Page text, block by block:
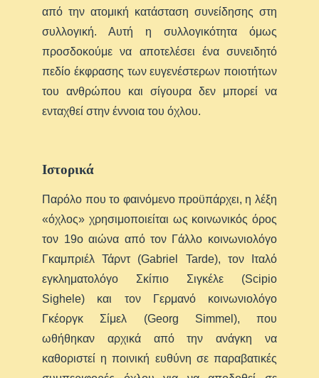
από την ατομική κατάσταση συνείδησης στη
συλλογική. Αυτή η συλλογικότητα όμως
προσδοκούμε να αποτελέσει ένα συνειδητό
πεδίο έκφρασης των ευγενέστερων ποιοτήτων
του ανθρώπου και σίγουρα δεν μπορεί να
ενταχθεί στην έννοια του όχλου.
Ιστορικά
Παρόλο που το φαινόμενο προϋπάρχει, η λέξη
«όχλος» χρησιμοποιείται ως κοινωνικός όρος
τον 19ο αιώνα από τον Γάλλο κοινωνιολόγο
Γκαμπριέλ Τάρντ (Gabriel Tarde), τον Ιταλό
εγκληματολόγο Σκίπιο Σιγκέλε (Scipio
Sighele) και τον Γερμανό κοινωνιολόγο
Γκέοργκ Σίμελ (Georg Simmel), που
ωθήθηκαν αρχικά από την ανάγκη να
καθοριστεί η ποινική ευθύνη σε παραβατικές